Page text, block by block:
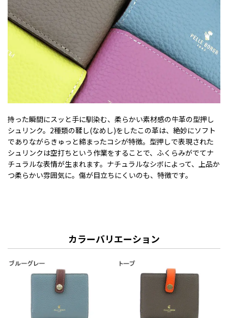
持った瞬間にスッと手に馴染む、柔らかい素材感の牛革の型押し
シュリンク。2種類の鞣し(なめし)をしたこの革は、絶妙にソフト
でありながらきゅっと締まったコシが特徴。型押しで表現された
シュリンクは空打ちという作業をすることで、ふくらみがでてナ
チュラルな表情が生まれます。ナチュラルなシボによって、上品か
つ柔らかい雰囲気に。傷が目立ちにくいのも、特徴です。
カラーバリエーション